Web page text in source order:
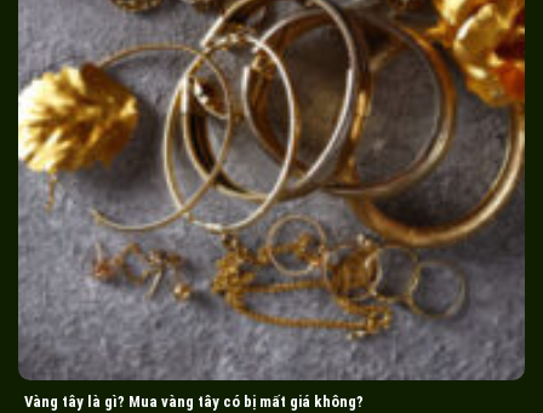
Vàng tây là gì? Mua vàng tây có bị mất giá không?